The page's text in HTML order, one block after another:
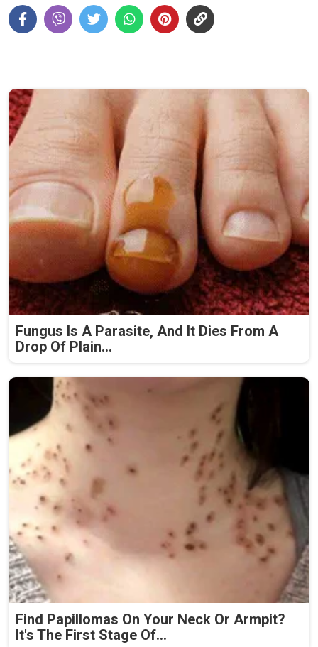
Fungus Is A Parasite, And It Dies From A
Drop Of Plain...
Find Papillomas On Your Neck Or Armpit?
It's The First Stage Of...